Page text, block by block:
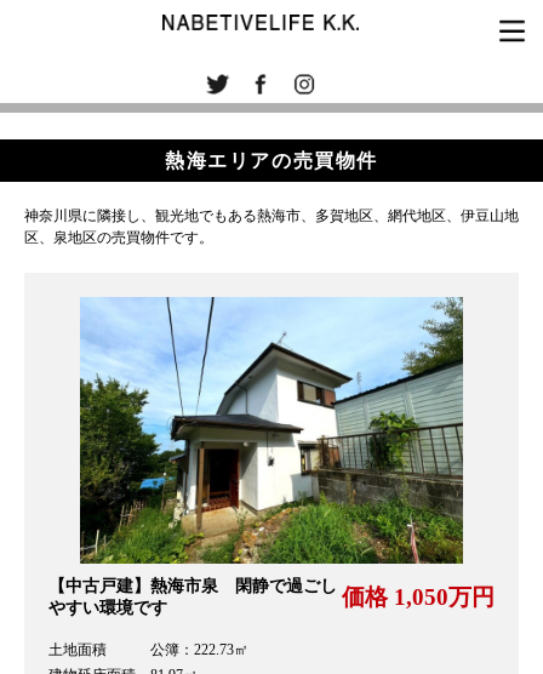
熱海エリアの売買物件
神奈川県に隣接し、観光地でもある熱海市、多賀地区、網代地区、伊豆山地
区、泉地区の売買物件です。
【中古戸建】熱海市泉 閑静で過ごし
やすい環境です
価格 1,050万円
土地面積 公簿：222.73㎡